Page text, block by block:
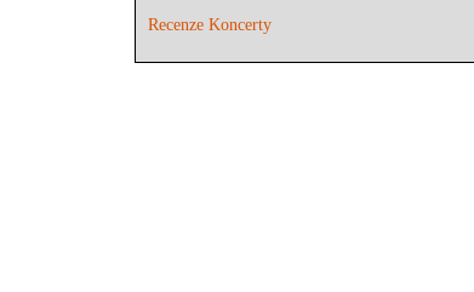
Recenze Koncerty